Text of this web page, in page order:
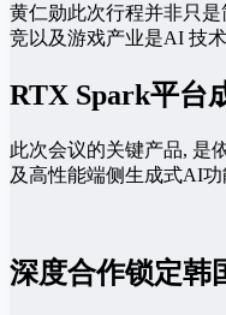
黄仁勋此次行程并非只
竞以及游戏产业是AI 技
RTX Spark平台
此次会议的关键产品, 是
及高性能端侧生成式AI
深度合作锁定韩